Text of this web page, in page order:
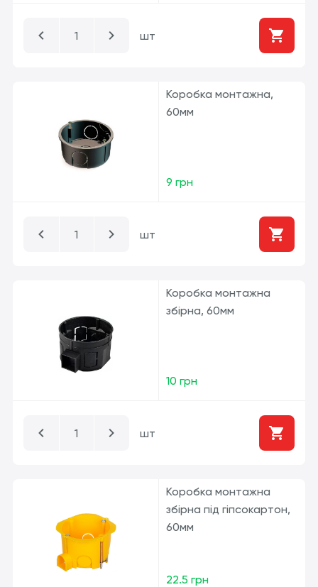
шт
Коробка монтажна,
60мм
9 грн
шт
Коробка монтажна
збірна, 60мм
10 грн
шт
Коробка монтажна
збірна під гіпсокартон,
60мм
22.5 грн